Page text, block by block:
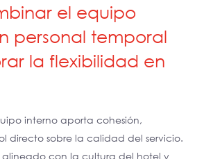
el equipo
personal temporal
la flexibilidad en
interno aporta cohesión,
directo sobre la calidad del servicio.
alineado con la cultura del hotel y